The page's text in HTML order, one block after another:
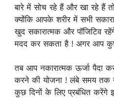
बारे में सोच रहे हैं और खा रहे हैं
क्योंकि आपके शरीर में सभी
खुद सकारात्मक और पॉजिटिव
मदद कर सकता है ! अगर आप
तब आप नकारात्मक ऊर्जा पैदा
करने की योजना ! लंबे समय तक
कुछ दिनों के लिए प्रबंधित